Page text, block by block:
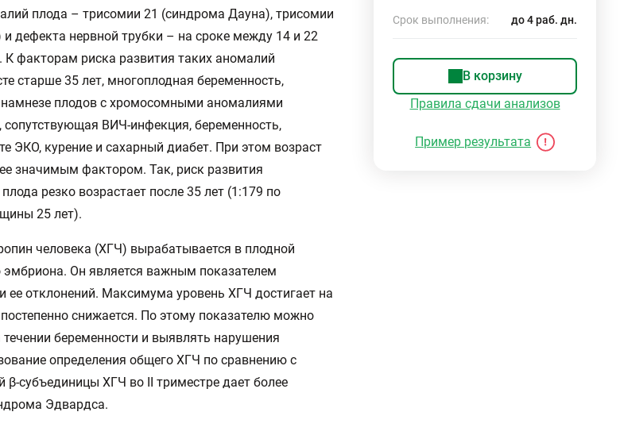
плода – трисомии 21 (синдрома Дауна), трисомии
дефекта нервной трубки – на сроке между 14 и 22
К факторам риска развития таких аномалий
старше 35 лет, многоплодная беременность,
плодов с хромосомными аномалиями
сопутствующая ВИЧ-инфекция, беременность,
ЭКО, курение и сахарный диабет. При этом возраст
значимым фактором. Так, риск развития
резко возрастает после 35 лет (1:179 по
25 лет).
человека (ХГЧ) вырабатывается в плодной
эмбриона. Он является важным показателем
ее отклонений. Максимума уровень ХГЧ достигает на
снижается. По этому показателю можно
беременности и выявлять нарушения
определения общего ХГЧ по сравнению с
β-субъединицы ХГЧ во II триместре дает более
Эдвардса.
Срок выполнения: до 4 раб. дн.
В корзину
Правила сдачи анализов
Пример результата